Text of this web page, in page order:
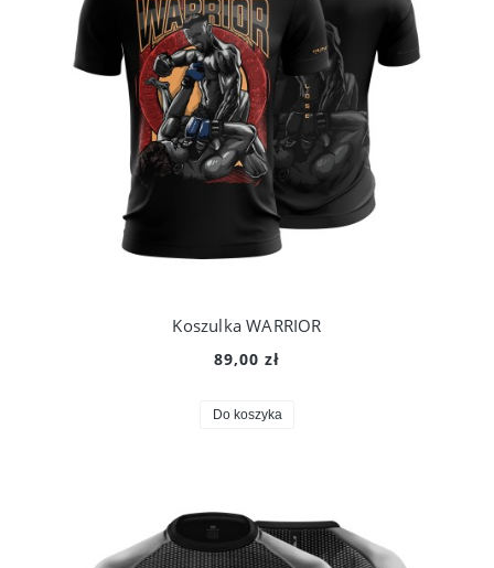
Koszulka WARRIOR
89,00 zł
Do koszyka